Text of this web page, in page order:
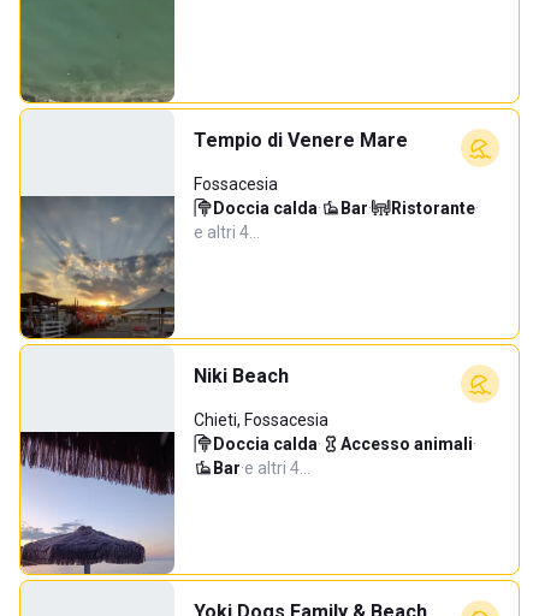
Tempio di Venere Mare
Fossacesia
Doccia calda· Bar· Ristorante·
e altri 4…
Niki Beach
Chieti, Fossacesia
Doccia calda· Accesso animali·
Bar·e altri 4…